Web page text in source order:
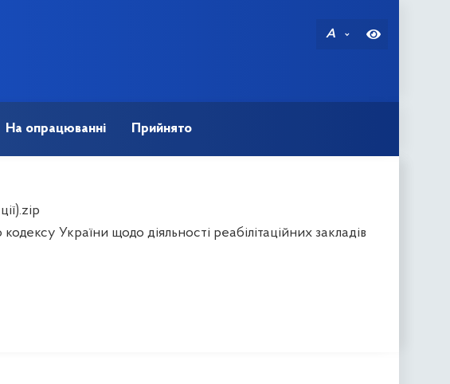
A
На опрацюванні Прийнято
України щодо діяльності реабілітаційних закладів